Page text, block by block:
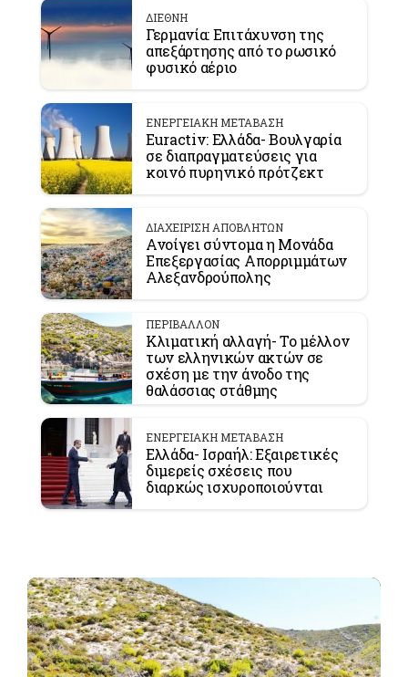
ΔΙΕΘΝΗ
Γερμανία: Επιτάχυνση της
απεξάρτησης από το ρωσικό
φυσικό αέριο
ΕΝΕΡΓΕΙΑΚΗ ΜΕΤΑΒΑΣΗ
Euractiv: Ελλάδα- Βουλγαρία
σε διαπραγματεύσεις για
κοινό πυρηνικό πρότζεκτ
ΔΙΑΧΕΙΡΙΣΗ ΑΠΟΒΛΗΤΩΝ
Ανοίγει σύντομα η Μονάδα
Επεξεργασίας Απορριμμάτων
Αλεξανδρούπολης
ΠΕΡΙΒΑΛΛΟΝ
Κλιματική αλλαγή- Το μέλλον
των ελληνικών ακτών σε
σχέση με την άνοδο της
θαλάσσιας στάθμης
ΕΝΕΡΓΕΙΑΚΗ ΜΕΤΑΒΑΣΗ
Ελλάδα- Ισραήλ: Εξαιρετικές
διμερείς σχέσεις που
διαρκώς ισχυροποιούνται